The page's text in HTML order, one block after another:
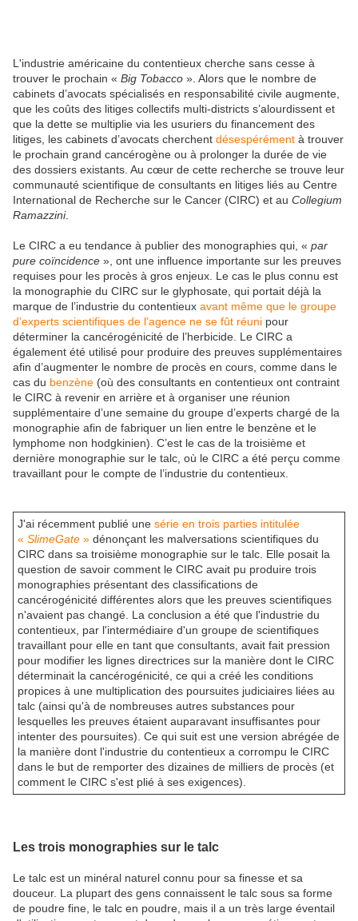
L'industrie américaine du contentieux cherche sans cesse à
trouver le prochain « Big Tobacco ». Alors que le nombre de
cabinets d’avocats spécialisés en responsabilité civile augmente,
que les coûts des litiges collectifs multi-districts s’alourdissent et
que la dette se multiplie via les usuriers du financement des
litiges, les cabinets d’avocats cherchent désespérément à trouver
le prochain grand cancérogène ou à prolonger la durée de vie
des dossiers existants. Au cœur de cette recherche se trouve leur
communauté scientifique de consultants en litiges liés au Centre
International de Recherche sur le Cancer (CIRC) et au Collegium
Ramazzini.
Le CIRC a eu tendance à publier des monographies qui, « par
pure coïncidence », ont une influence importante sur les preuves
requises pour les procès à gros enjeux. Le cas le plus connu est
la monographie du CIRC sur le glyphosate, qui portait déjà la
marque de l’industrie du contentieux avant même que le groupe
d’experts scientifiques de l’agence ne se fût réuni pour
déterminer la cancérogénicité de l’herbicide. Le CIRC a
également été utilisé pour produire des preuves supplémentaires
afin d’augmenter le nombre de procès en cours, comme dans le
cas du benzène (où des consultants en contentieux ont contraint
le CIRC à revenir en arrière et à organiser une réunion
supplémentaire d’une semaine du groupe d’experts chargé de la
monographie afin de fabriquer un lien entre le benzène et le
lymphome non hodgkinien). C’est le cas de la troisième et
dernière monographie sur le talc, où le CIRC a été perçu comme
travaillant pour le compte de l’industrie du contentieux.
J'ai récemment publié une série en trois parties intitulée
« SlimeGate » dénonçant les malversations scientifiques du
CIRC dans sa troisième monographie sur le talc. Elle posait la
question de savoir comment le CIRC avait pu produire trois
monographies présentant des classifications de
cancérogénicité différentes alors que les preuves scientifiques
n'avaient pas changé. La conclusion a été que l'industrie du
contentieux, par l'intermédiaire d'un groupe de scientifiques
travaillant pour elle en tant que consultants, avait fait pression
pour modifier les lignes directrices sur la manière dont le CIRC
déterminait la cancérogénicité, ce qui a créé les conditions
propices à une multiplication des poursuites judiciaires liées au
talc (ainsi qu'à de nombreuses autres substances pour
lesquelles les preuves étaient auparavant insuffisantes pour
intenter des poursuites). Ce qui suit est une version abrégée de
la manière dont l'industrie du contentieux a corrompu le CIRC
dans le but de remporter des dizaines de milliers de procès (et
comment le CIRC s'est plié à ses exigences).
Les trois monographies sur le talc
Le talc est un minéral naturel connu pour sa finesse et sa
douceur. La plupart des gens connaissent le talc sous sa forme
de poudre fine, le talc en poudre, mais il a un très large éventail